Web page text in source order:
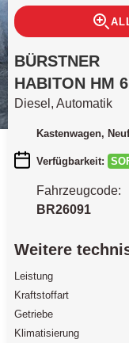
BÜRSTNER
HABITON HM
Diesel, Automatik
Kastenwagen,
Verfügbarkeit:
Fahrzeugcode:
BR26091
Weitere
Leistung
Kraftstoffart
Getriebe
Klimatisierung